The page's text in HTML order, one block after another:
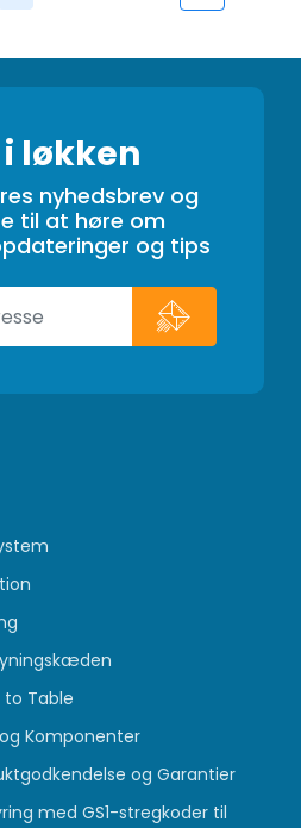
løkken
nyhedsbrev og
til at høre om
og tips
to Table
Komponenter
og Garantier
med GS1-stregkoder til